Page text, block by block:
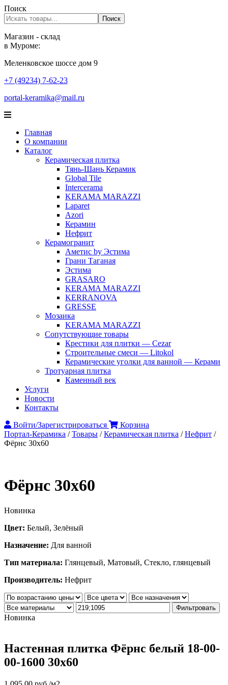
Поиск
Поиск
Магазин - склад
в Муроме:
Меленковское шоссе дом 9
+7 (49234) 7-62-23
portal-keramika@mail.ru
Главная
О компании
Каталог
Керамическая плитка
Тянь-Шань Керамик
Global Tile
Intercerama
KERAMA MARAZZI
Laparet
Аzori
Керамин
Нефрит
Керамогранит
Аметис by Эстима
Грани Таганая
Эстима
GRASARO
KERAMA MARAZZI
KERRANOVA
GRESSE
Мозаика
KERAMA MARAZZI
Сопутствующие товары
Крестики для плитки — Cezar
Строительные смеси — Litokol
Керамические уголки для ванной — Керами
Тротуарная плитка
Каменный век
Услуги
Новости
Контакты
Войти/Зарегистрироваться
Корзина
Портал-Керамика /Товары /Керамическая плитка /Нефрит /
Фёрнс 30х60
Фёрнс 30х60
Новинка
Цвет: Белый, Зелёный
Назначение: Для ванной
Тип материала: Глянцевый, Матовый, Стекло, глянцевый
Производитель: Нефрит
Фильтровать
Новинка
Настенная плитка Фёрнс белый 18-00-
00-1600 30х60